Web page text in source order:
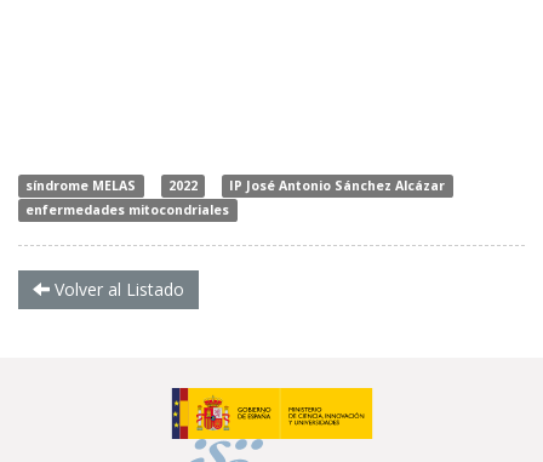
síndrome MELAS 2022
IP José Antonio Sánchez Alcázar
enfermedades mitocondriales
Volver al Listado